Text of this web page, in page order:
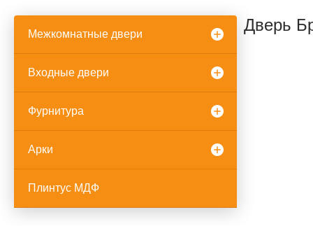
Межкомнатные двери
Входные двери
Фурнитура
Арки
Плинтус МДФ
Дверь